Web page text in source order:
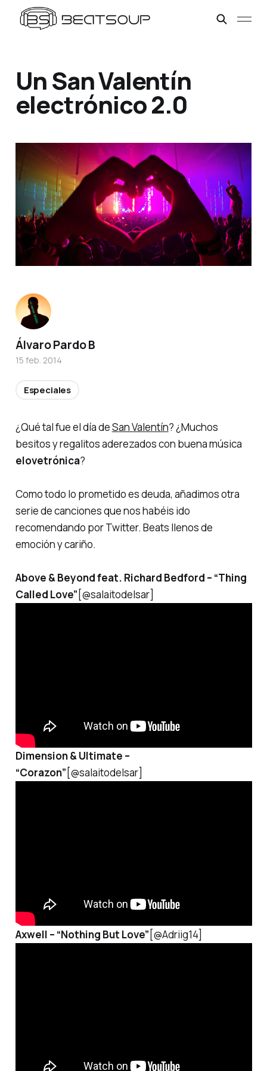
Un San Valentín
electrónico 2.0
¿Qué tal fue el día deSan Valentín? ¿Muchos
besitos y regalitos aderezados con buena música
elovetrónica?
Como todo lo prometido es deuda, añadimos otra
serie de canciones que nos habéis ido
recomendando por Twitter. Beats llenos de
emoción y cariño.
Above & Beyond feat. Richard Bedford – “Thing
Called Love” [@salaitodelsar]
Dimension & Ultimate –
“Corazon” [@salaitodelsar]
Axwell – “Nothing But Love” [@Adriig14]
Álvaro Pardo B
15 feb. 2014
Especiales